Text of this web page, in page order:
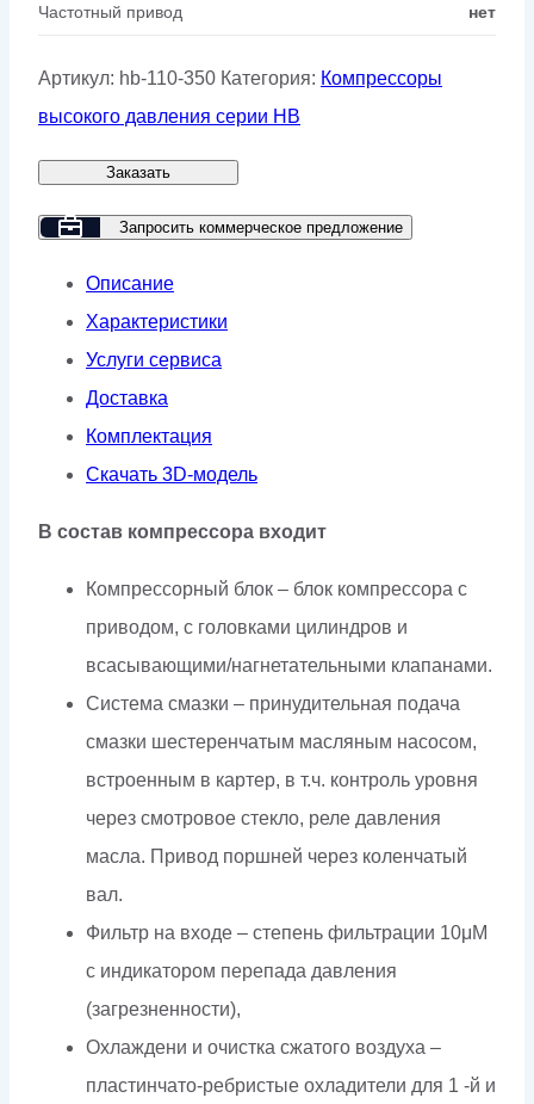
Частотный привод нет
Артикул: hb-110-350 Категория: Компрессоры
высокого давления серии HB
Заказать
Запросить коммерческое предложение
Описание
Характеристики
Услуги сервиса
Доставка
Комплектация
Скачать 3D-модель
В состав компрессора входит
Компрессорный блок – блок компрессора с
приводом, с головками цилиндров и
всасывающими/нагнетательными клапанами.
Система смазки – принудительная подача
смазки шестеренчатым масляным насосом,
встроенным в картер, в т.ч. контроль уровня
через смотровое стекло, реле давления
масла. Привод поршней через коленчатый
вал.
Фильтр на входе – степень фильтрации 10μM
с индикатором перепада давления
(загрезненности),
Охлаждени и очистка сжатого воздуха –
пластинчато-ребристые охладители для 1 -й и